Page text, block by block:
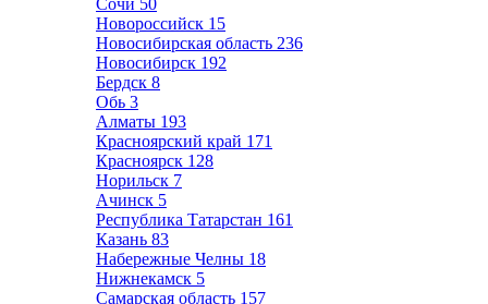
Сочи 50
Новороссийск 15
Новосибирская область 236
Новосибирск 192
Бердск 8
Обь 3
Алматы 193
Красноярский край 171
Красноярск 128
Норильск 7
Ачинск 5
Республика Татарстан 161
Казань 83
Набережные Челны 18
Нижнекамск 5
Самарская область 157